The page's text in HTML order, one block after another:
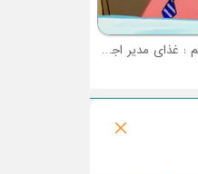
قسمت ششم : غذای مدیر اجرایی